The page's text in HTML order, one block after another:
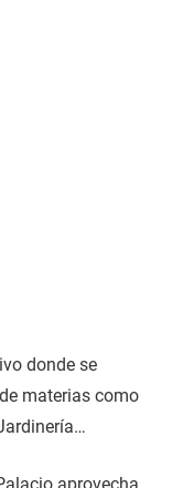
donde se
materias como